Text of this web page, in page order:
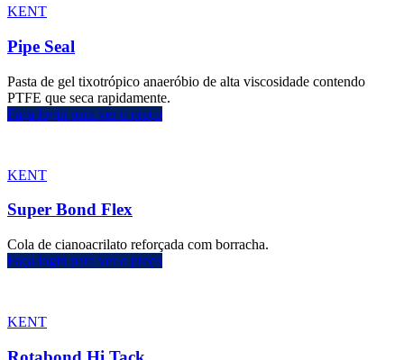
KENT
Pipe Seal
Pasta de gel tixotrópico anaeróbio de alta viscosidade contendo
PTFE que seca rapidamente.
Faça login para ver o preço
KENT
Super Bond Flex
Cola de cianoacrilato reforçada com borracha.
Faça login para ver o preço
KENT